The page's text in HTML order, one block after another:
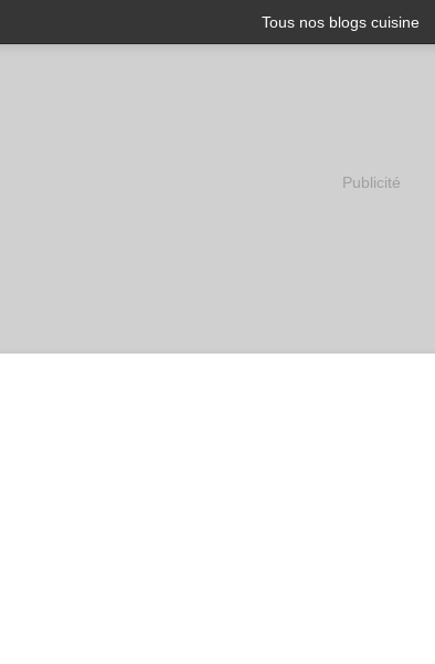
Tous nos blogs cuisine
Publicité